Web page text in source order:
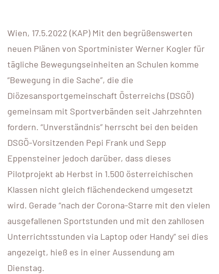
Wien, 17.5.2022 (KAP) Mit den begrüßenswerten
neuen Plänen von Sportminister Werner Kogler für
tägliche Bewegungseinheiten an Schulen komme
“Bewegung in die Sache”, die die
Diözesansportgemeinschaft Österreichs (DSGÖ)
gemeinsam mit Sportverbänden seit Jahrzehnten
fordern. “Unverständnis” herrscht bei den beiden
DSGÖ-Vorsitzenden Pepi Frank und Sepp
Eppensteiner jedoch darüber, dass dieses
Pilotprojekt ab Herbst in 1.500 österreichischen
Klassen nicht gleich flächendeckend umgesetzt
wird. Gerade “nach der Corona-Starre mit den vielen
ausgefallenen Sportstunden und mit den zahllosen
Unterrichtsstunden via Laptop oder Handy” sei dies
angezeigt, hieß es in einer Aussendung am
Dienstag.